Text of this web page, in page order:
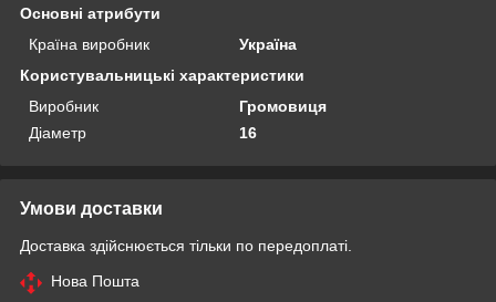
Основні атрибути
Країна виробник
Україна
Користувальницькі характеристики
Виробник
Громовиця
Діаметр
16
Умови доставки
Доставка здійснюється тільки по передоплаті.
Нова Пошта